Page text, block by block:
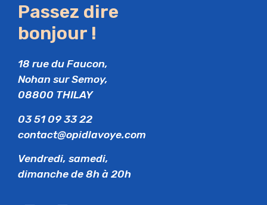
Passez dire
bonjour !
18 rue du Faucon,
Nohan sur Semoy,
08800 THILAY
03 51 09 33 22
contact@opidlavoye.com
Vendredi, samedi,
dimanche de 8h à 20h